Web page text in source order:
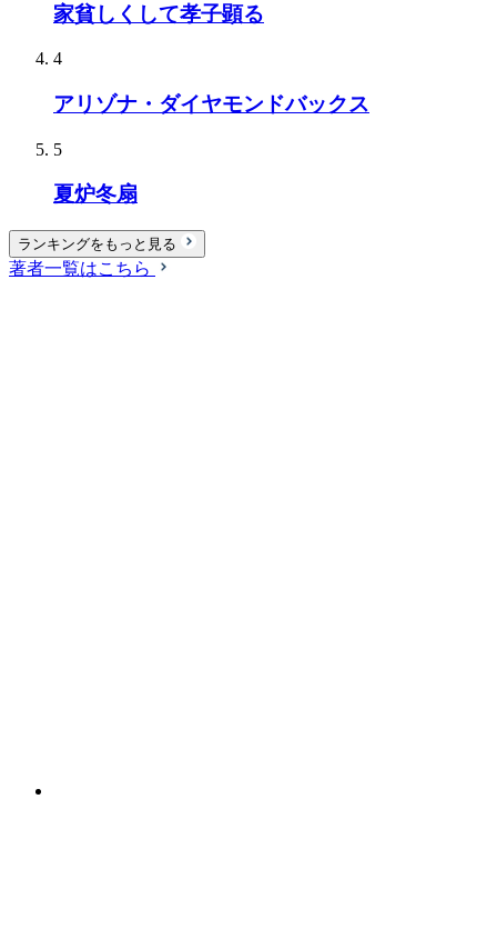
家貧しくして孝子顕る
4
アリゾナ・ダイヤモンドバックス
5
夏炉冬扇
ランキングをもっと見る
著者一覧はこちら